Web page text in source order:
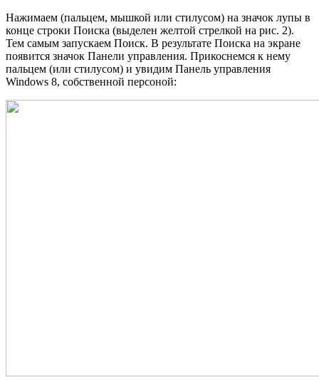
Нажимаем (пальцем, мышкой или стилусом) на значок лупы в
конце строки Поиска (выделен желтой стрелкой на рис. 2).
Тем самым запускаем Поиск. В результате Поиска на экране
появится значок Панели управления. Прикоснемся к нему
пальцем (или стилусом) и увидим Панель управления
Windows 8, собственной персоной: